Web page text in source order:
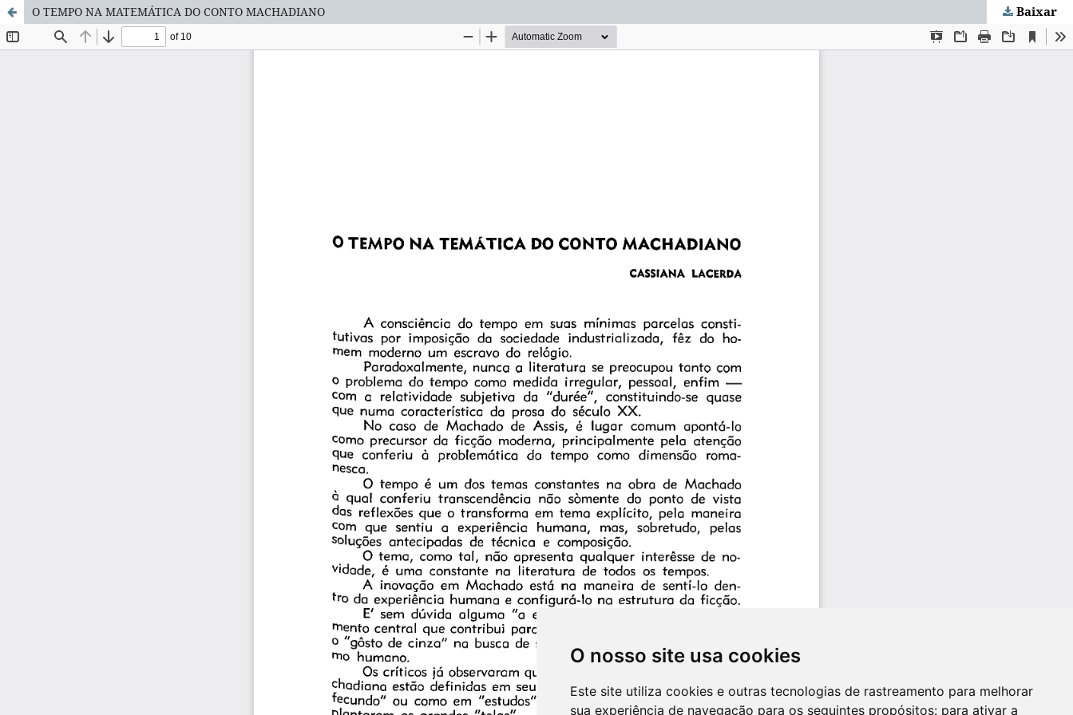
O nosso site usa cookies
Este site utiliza cookies e outras tecnologias de rastreamento para melhorar
sua experiência de navegação para os seguintes propósitos: para ativar a
O TEMPO NA MATEMÁTICA DO CONTO MACHADIANO Baixar